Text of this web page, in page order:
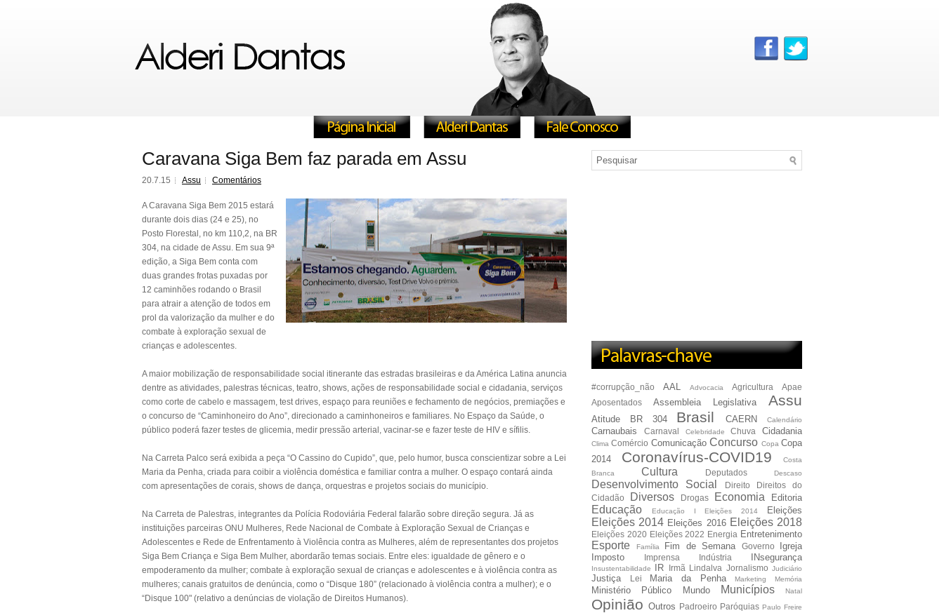
Caravana Siga Bem faz parada em Assu
20.7.15 Assu Comentários
A Caravana Siga Bem 2015 estará
durante dois dias (24 e 25), no
Posto Florestal, no km 110,2, na BR
304, na cidade de Assu. Em sua 9ª
edição, a Siga Bem conta com
duas grandes frotas puxadas por
12 caminhões rodando o Brasil
para atrair a atenção de todos em
prol da valorização da mulher e do
combate à exploração sexual de
crianças e adolescentes.
A maior mobilização de responsabilidade social itinerante das estradas brasileiras e da América Latina anuncia
dentre as atividades, palestras técnicas, teatro, shows, ações de responsabilidade social e cidadania, serviços
como corte de cabelo e massagem, test drives, espaço para reuniões e fechamento de negócios, premiações e
o concurso de “Caminhoneiro do Ano”, direcionado a caminhoneiros e familiares. No Espaço da Saúde, o
público poderá fazer testes de glicemia, medir pressão arterial, vacinar-se e fazer teste de HIV e sífilis.
Na Carreta Palco será exibida a peça “O Cassino do Cupido”, que, pelo humor, busca conscientizar sobre a Lei
Maria da Penha, criada para coibir a violência doméstica e familiar contra a mulher. O espaço contará ainda
com apresentações de corais, shows de dança, orquestras e projetos sociais do município.
Na Carreta de Palestras, integrantes da Polícia Rodoviária Federal falarão sobre direção segura. Já as
instituições parceiras ONU Mulheres, Rede Nacional de Combate à Exploração Sexual de Crianças e
Adolescentes e Rede de Enfrentamento à Violência contra as Mulheres, além de representantes dos projetos
Siga Bem Criança e Siga Bem Mulher, abordarão temas sociais. Entre eles: igualdade de gênero e o
empoderamento da mulher; combate à exploração sexual de crianças e adolescentes e à violência contra as
mulheres; canais gratuitos de denúncia, como o “Disque 180” (relacionado à violência contra a mulher); e o
“Disque 100" (relativo a denúncias de violação de Direitos Humanos).
#corrupção_não AAL Advocacia Agricultura
Apae
Aposentados
Assembleia Legislativa Assu
Atitude BR 304 Brasil CAERN Calendário
Carnaubais Carnaval Celebridade Chuva Cidadania
Clima Comércio Comunicação Concurso Copa Copa
2014
Coronavírus-COVID19
Costa
Branca
Cultura Deputados Descaso
Desenvolvimento Social Direito
Direitos do
Cidadão
Diversos Drogas Economia Editoria
Educação Educação I Eleições 2014 Eleições
Eleições 2014 Eleições 2016 Eleições 2018
Eleições 2020 Eleições 2022 Energia Entretenimento
Esporte Família Fim de Semana Governo
Igreja
Imposto
Imprensa Indústria INsegurança
Insustentabilidade IR Irmã Lindalva Jornalismo Judiciário
Justiça Lei Maria da Penha Marketing Memória
Ministério Público Mundo Municípios Natal
Opinião Outros Padroeiro Paróquias Paulo Freire